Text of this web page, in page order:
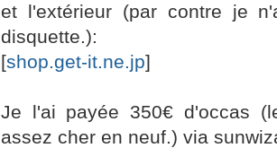
et l'extérieur (par contre je
disquette.):
[shop.get-it.ne.jp]
Je l'ai payée 350€ d'occas
assez cher en neuf.) via